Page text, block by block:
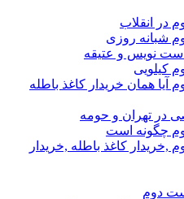
در انقلاب
شبانه روزی
نویس و عتیقه
کیلویی
همان خریدار کاغذ باطله
در تهران و حومه
چگونه است
کاغذ باطله ,خریدار
دوم